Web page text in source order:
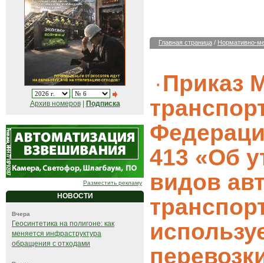
Архив номеров| Подписка
Разместить рекламу
НОВОСТИ
Вчера
Геосинтетика на полигоне: как
меняется инфраструктура
обращения с отходами
Главная страница / Нормативно-
Приказ
413 «Об
видов